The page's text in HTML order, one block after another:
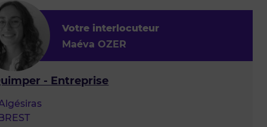
Votre interlocuteur
Maéva OZER
- Entreprise